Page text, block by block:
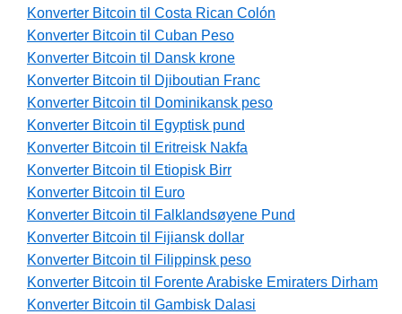
Konverter Bitcoin til Costa Rican Colón
Konverter Bitcoin til Cuban Peso
Konverter Bitcoin til Dansk krone
Konverter Bitcoin til Djiboutian Franc
Konverter Bitcoin til Dominikansk peso
Konverter Bitcoin til Egyptisk pund
Konverter Bitcoin til Eritreisk Nakfa
Konverter Bitcoin til Etiopisk Birr
Konverter Bitcoin til Euro
Konverter Bitcoin til Falklandsøyene Pund
Konverter Bitcoin til Fijiansk dollar
Konverter Bitcoin til Filippinsk peso
Konverter Bitcoin til Forente Arabiske Emiraters Dirham
Konverter Bitcoin til Gambisk Dalasi